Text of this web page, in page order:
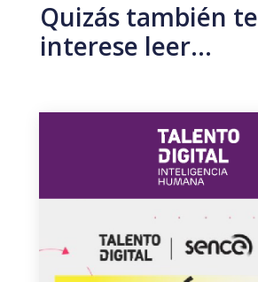
Quizás también te
interese leer…